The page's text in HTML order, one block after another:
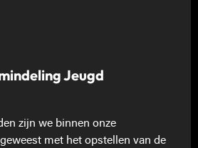
Jeugd
zijn we binnen onze
met het opstellen van de